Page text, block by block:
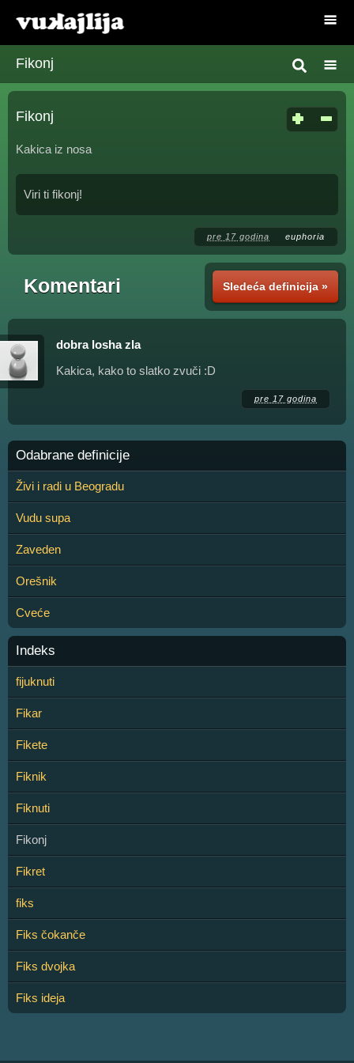
Fikonj
Fikonj
Kakica iz nosa
Viri ti fikonj!
pre 17 godina euphoria
Sledeća definicija »
Komentari
dobra losha zla
Kakica, kako to slatko zvuči :D
pre 17 godina
Odabrane definicije
Živi i radi u Beogradu
Vudu supa
Zaveden
Orešnik
Cveće
Indeks
fijuknuti
Fikar
Fikete
Fiknik
Fiknuti
Fikonj
Fikret
fiks
Fiks čokanče
Fiks dvojka
Fiks ideja